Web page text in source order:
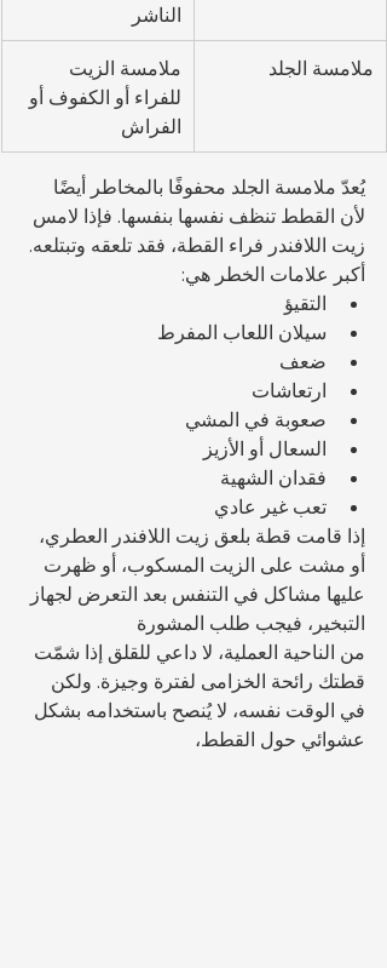
الناشر
ملامسة الجلد
ملامسة الزيت
للفراء أو الكفوف أو
الفراش
يُعدّ ملامسة الجلد محفوفًا بالمخاطر أيضًا
لأن القطط تنظف نفسها بنفسها. فإذا لامس
زيت اللافندر فراء القطة، فقد تلعقه وتبتلعه.
أكبر علامات الخطر هي:
التقيؤ
سيلان اللعاب المفرط
ضعف
ارتعاشات
صعوبة في المشي
السعال أو الأزيز
فقدان الشهية
تعب غير عادي
إذا قامت قطة بلعق زيت اللافندر العطري،
أو مشت على الزيت المسكوب، أو ظهرت
عليها مشاكل في التنفس بعد التعرض لجهاز
التبخير، فيجب طلب المشورة
من الناحية العملية، لا داعي للقلق إذا شمّت
قطتك رائحة الخزامى لفترة وجيزة. ولكن
في الوقت نفسه، لا يُنصح باستخدامه بشكل
عشوائي حول القطط،